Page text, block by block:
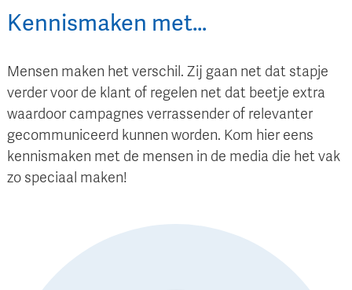
Kennismaken met…
Mensen maken het verschil. Zij gaan net dat stapje
verder voor de klant of regelen net dat beetje extra
waardoor campagnes verrassender of relevanter
gecommuniceerd kunnen worden. Kom hier eens
kennismaken met de mensen in de media die het vak
zo speciaal maken!